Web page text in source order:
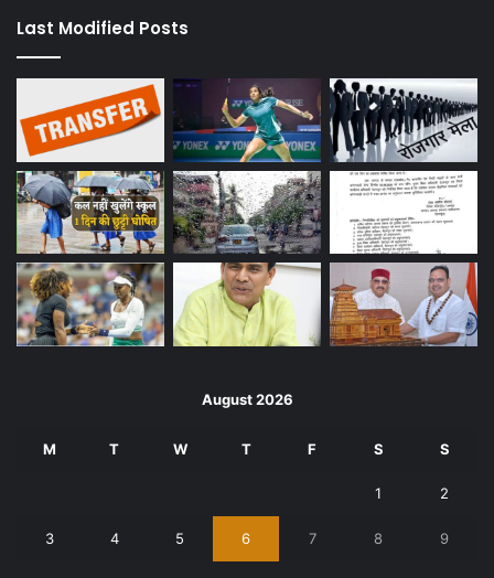
Last Modified Posts
August 2026
M T W T F S S
1 2
3 4 5 6 7 8 9